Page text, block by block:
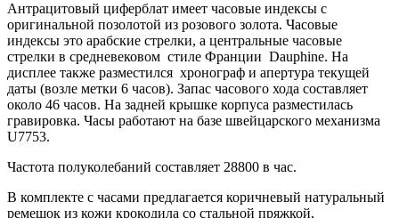
Антрацитовый циферблат имеет часовые индексы с
оригинальной позолотой из розового золота. Часовые
индексы это арабские стрелки, а центральные часовые
стрелки в средневековом стиле Франции Dauphine. На
дисплее также разместился хронограф и апертура текущей
даты (возле метки 6 часов). Запас часового хода составляет
около 46 часов. На задней крышке корпуса разместилась
гравировка. Часы работают на базе швейцарского механизма
U7753.
Частота полуколебаний составляет 28800 в час.
В комплекте с часами предлагается коричневый натуральный
ремешок из кожи крокодила со стальной пряжкой,